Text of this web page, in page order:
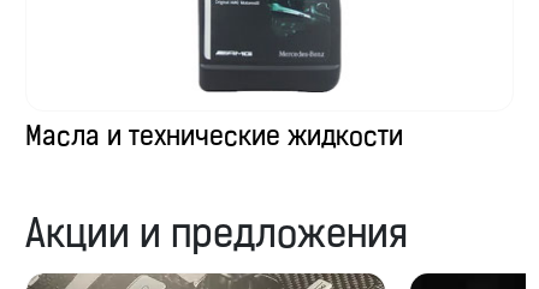
Масла и технические жидкости
Акции и предложения